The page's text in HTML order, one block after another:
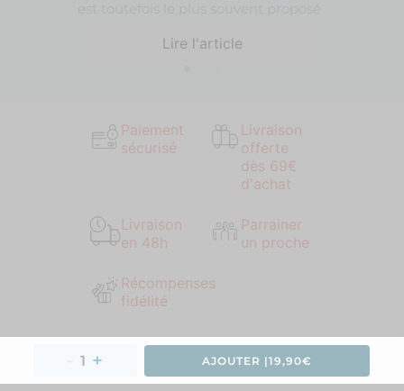
Lire l'article
Paiement
sécurisé
Livraison
offerte
dès 69€
d'achat
Livraison
en 48h
Parrainer
un proche
Récompenses
fidélité
AJOUTER |19,90€